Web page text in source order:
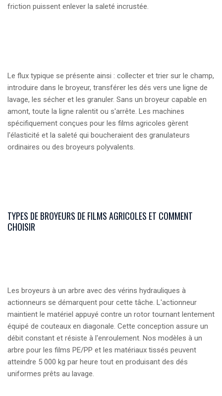
friction puissent enlever la saleté incrustée.
Le flux typique se présente ainsi : collecter et trier sur le champ,
introduire dans le broyeur, transférer les dés vers une ligne de
lavage, les sécher et les granuler. Sans un broyeur capable en
amont, toute la ligne ralentit ou s'arrête. Les machines
spécifiquement conçues pour les films agricoles gèrent
l'élasticité et la saleté qui boucheraient des granulateurs
ordinaires ou des broyeurs polyvalents.
TYPES DE BROYEURS DE FILMS AGRICOLES ET COMMENT
CHOISIR
Les broyeurs à un arbre avec des vérins hydrauliques à
actionneurs se démarquent pour cette tâche. L'actionneur
maintient le matériel appuyé contre un rotor tournant lentement
équipé de couteaux en diagonale. Cette conception assure un
débit constant et résiste à l'enroulement. Nos modèles à un
arbre pour les films PE/PP et les matériaux tissés peuvent
atteindre 5 000 kg par heure tout en produisant des dés
uniformes prêts au lavage.